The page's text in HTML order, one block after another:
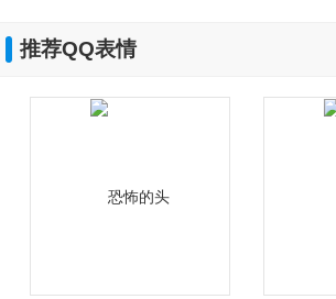
推荐QQ表情